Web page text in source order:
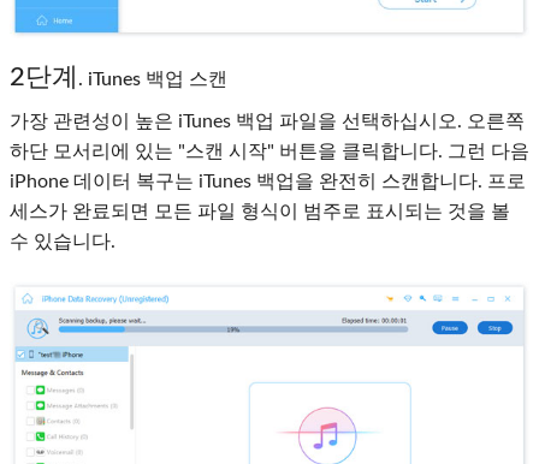
2단계 . iTunes 백업 스캔
가장 관련성이 높은 iTunes 백업 파일을 선택하십시오. 오른쪽
하단 모서리에 있는 "스캔 시작" 버튼을 클릭합니다. 그런 다음
iPhone 데이터 복구는 iTunes 백업을 완전히 스캔합니다. 프로
세스가 완료되면 모든 파일 형식이 범주로 표시되는 것을 볼
수 있습니다.